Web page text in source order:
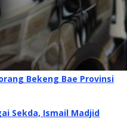
Bekeng Bae Provinsi
Sekda, Ismail Madjid